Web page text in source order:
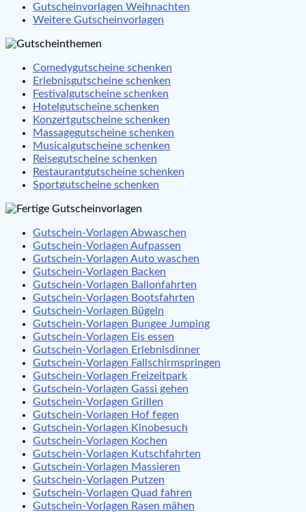
Gutscheinvorlagen Weihnachten
Weitere Gutscheinvorlagen
Comedygutscheine schenken
Erlebnisgutscheine schenken
Festivalgutscheine schenken
Hotelgutscheine schenken
Konzertgutscheine schenken
Massagegutscheine schenken
Musicalgutscheine schenken
Reisegutscheine schenken
Restaurantgutscheine schenken
Sportgutscheine schenken
Gutschein-Vorlagen Abwaschen
Gutschein-Vorlagen Aufpassen
Gutschein-Vorlagen Auto waschen
Gutschein-Vorlagen Backen
Gutschein-Vorlagen Ballonfahrten
Gutschein-Vorlagen Bootsfahrten
Gutschein-Vorlagen Bügeln
Gutschein-Vorlagen Bungee Jumping
Gutschein-Vorlagen Eis essen
Gutschein-Vorlagen Erlebnisdinner
Gutschein-Vorlagen Fallschirmspringen
Gutschein-Vorlagen Freizeitpark
Gutschein-Vorlagen Gassi gehen
Gutschein-Vorlagen Grillen
Gutschein-Vorlagen Hof fegen
Gutschein-Vorlagen Kinobesuch
Gutschein-Vorlagen Kochen
Gutschein-Vorlagen Kutschfahrten
Gutschein-Vorlagen Massieren
Gutschein-Vorlagen Putzen
Gutschein-Vorlagen Quad fahren
Gutschein-Vorlagen Rasen mähen